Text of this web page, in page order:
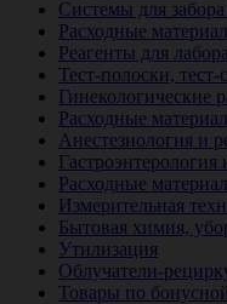
Системы для
Расходные
Реагенты для
Тест-полоски, тест-
Гинекологические
Расходные
Анестезиология и
Гастроэнтерология
Расходные
Измерительная
Бытовая химия,
Утилизация
Облучатели-
Товары по